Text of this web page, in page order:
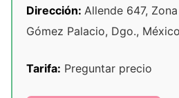
Dirección: Allende 647,
Gómez Palacio, Dgo., México
Tarifa: Preguntar precio